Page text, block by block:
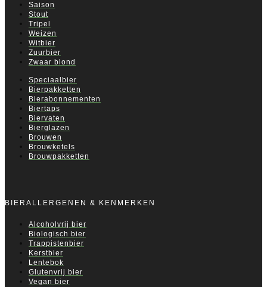
Saison
Stout
Tripel
Weizen
Witbier
Zuurbier
Zwaar blond
Speciaalbier
Bierpakketten
Bierabonnementen
Biertaps
Biervaten
Bierglazen
Brouwen
Brouwketels
Brouwpakketten
BIERALLERGENEN & KENMERKEN
Alcoholvrij bier
Biologisch bier
Trappistenbier
Kerstbier
Lentebok
Glutenvrij bier
Vegan bier